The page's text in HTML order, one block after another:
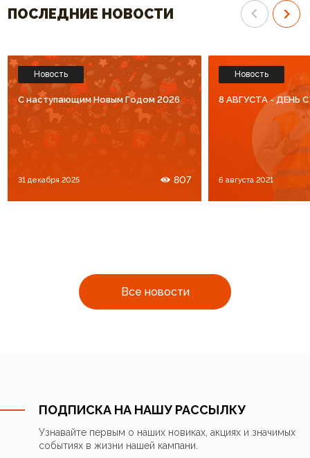
ПОСЛЕДНИЕ НОВОСТИ
Все новости
Новость
C наступающим Новым Годом 2026
31 декабря 2025 807
Новость
8 АВГУСТА - ДЕНЬ
6 августа 2021
ПОДПИСКА НА НАШУ РАССЫЛКУ
Узнавайте первым о наших новиках, акциях и значимых
событиях в жизни нашей кампани.